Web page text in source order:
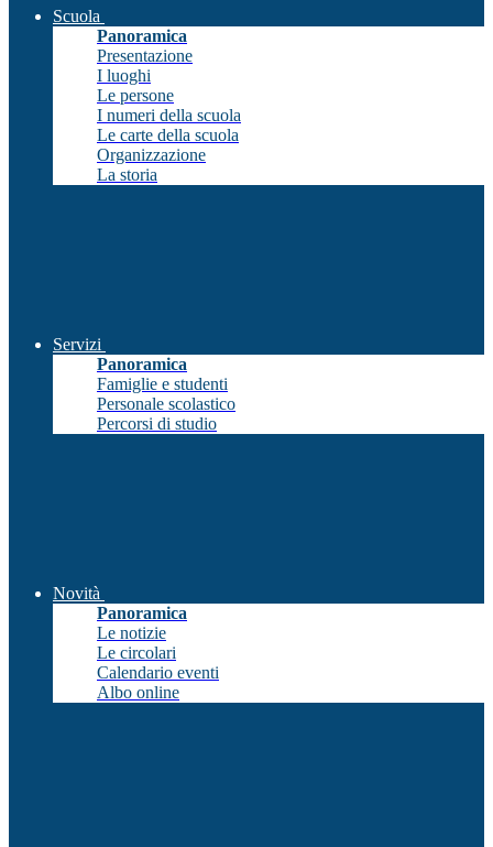
Scuola
Panoramica
Presentazione
I luoghi
Le persone
I numeri della scuola
Le carte della scuola
Organizzazione
La storia
Servizi
Panoramica
Famiglie e studenti
Personale scolastico
Percorsi di studio
Novità
Panoramica
Le notizie
Le circolari
Calendario eventi
Albo online